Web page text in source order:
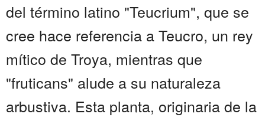
del término latino "Teucrium", que se
cree hace referencia a Teucro, un rey
mítico de Troya, mientras que
"fruticans" alude a su naturaleza
arbustiva. Esta planta, originaria de la